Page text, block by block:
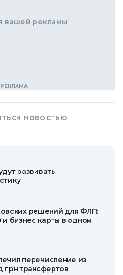
вашей рекламы
НОВОСТЬЮ
развивать
решений для ФЛП:
и бизнес карты в одном
перечисление из
грн трансфертов